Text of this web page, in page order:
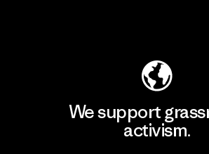
We support
activism.